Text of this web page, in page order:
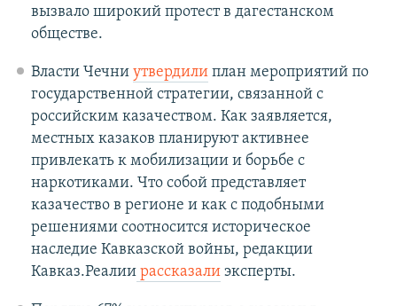
вызвало широкий протест в дагестанском
обществе.
Власти Чечни утвердилиплан мероприятий по
государственной стратегии, связанной с
российским казачеством. Как заявляется,
местных казаков планируют активнее
привлекать к мобилизации и борьбе с
наркотиками. Что собой представляет
казачество в регионе и как с подобными
решениями соотносится историческое
наследие Кавказской войны, редакции
Кавказ.Реалиирассказалиэксперты.